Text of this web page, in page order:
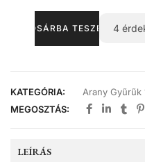
KOSÁRBA TESZEM 4
KATEGÓRIA:
Arany Gyűrűk
MEGOSZTÁS:
LEÍRÁS